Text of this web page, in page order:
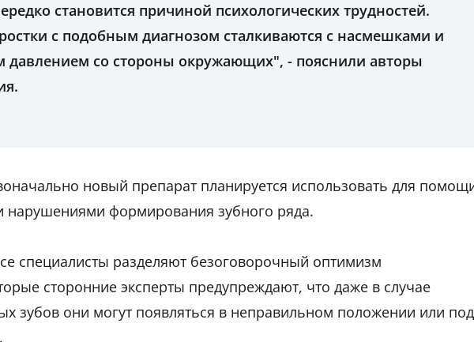
становится причиной психологических трудностей.
с подобным диагнозом сталкиваются с насмешками и
давлением со стороны окружающих", - пояснили авторы
новый препарат планируется использовать для
нарушениями формирования зубного ряда.
специалисты разделяют безоговорочный оптимизм
сторонние эксперты предупреждают, что даже в случае
зубов они могут появляться в неправильном положении или под